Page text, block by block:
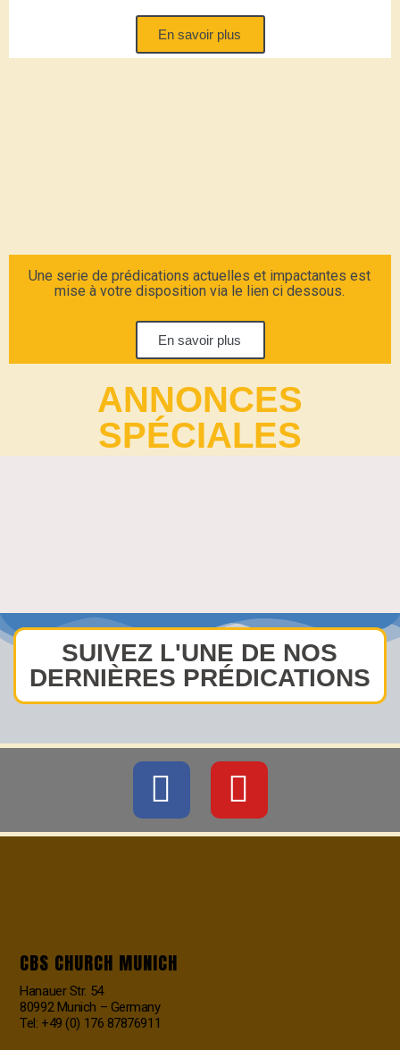
En savoir plus
Une serie de prédications actuelles et impactantes est
mise à votre disposition via le lien ci dessous.
En savoir plus
ANNONCES
SPÉCIALES
SUIVEZ L'UNE DE NOS
DERNIÈRES PRÉDICATIONS
CBS CHURCH MUNICH
Hanauer Str. 54
80992 Munich – Germany
Tel: +49 (0) 176 87876911